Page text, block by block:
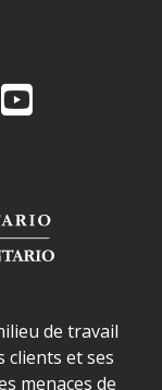
Ontario
YouTube
locaux d'AJO.
de travail
clients et ses
menaces de